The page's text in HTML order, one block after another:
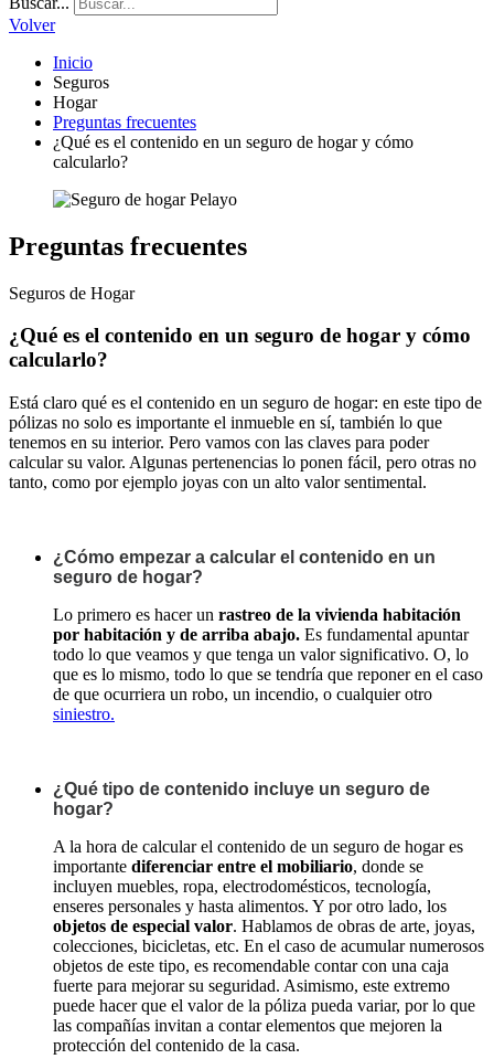
Volver
Inicio
Seguros
Hogar
Preguntas frecuentes
¿Qué es el contenido en un seguro de hogar y cómo
calcularlo?
Preguntas frecuentes
Seguros de Hogar
¿Qué es el contenido en un seguro de hogar y cómo
calcularlo?
Está claro qué es el contenido en un seguro de hogar: en este tipo de
pólizas no solo es importante el inmueble en sí, también lo que
tenemos en su interior. Pero vamos con las claves para poder
calcular su valor. Algunas pertenencias lo ponen fácil, pero otras no
tanto, como por ejemplo joyas con un alto valor sentimental.
¿Cómo empezar a calcular el contenido en un
seguro de hogar?
Lo primero es hacer un rastreo de la vivienda habitación
por habitación y de arriba abajo. Es fundamental apuntar
todo lo que veamos y que tenga un valor significativo. O, lo
que es lo mismo, todo lo que se tendría que reponer en el caso
de que ocurriera un robo, un incendio, o cualquier otro
siniestro.
¿Qué tipo de contenido incluye un seguro de
hogar?
A la hora de calcular el contenido de un seguro de hogar es
importante diferenciar entre el mobiliario, donde se
incluyen muebles, ropa, electrodomésticos, tecnología,
enseres personales y hasta alimentos. Y por otro lado, los
objetos de especial valor. Hablamos de obras de arte, joyas,
colecciones, bicicletas, etc. En el caso de acumular numerosos
objetos de este tipo, es recomendable contar con una caja
fuerte para mejorar su seguridad. Asimismo, este extremo
puede hacer que el valor de la póliza pueda variar, por lo que
las compañías invitan a contar elementos que mejoren la
protección del contenido de la casa.